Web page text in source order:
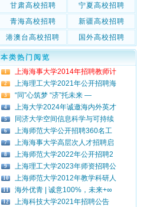
甘肃高校招聘
宁夏高校招聘
青海高校招聘
新疆高校招聘
港澳台高校招聘
国外高校招聘
本类热门阅览
1 上海海事大学2014年招聘教师计
2 上海理工大学2021年公开招聘海
3 “同”心筑梦 “济”托未来 —
4 上海大学2024年诚邀海内外英才
5 同济大学空间信息科学与可持续
6 上海师范大学公开招聘360名工
7 上海海事大学高层次人才招聘启
8 上海师范大学2022年公开招聘2
9 上海理工大学2023年师资招聘公
10 上海师范大学2012年教学科研人
11 海外优青 | 诚意100%，未来+∞
12 上海科技大学2021年招聘公告